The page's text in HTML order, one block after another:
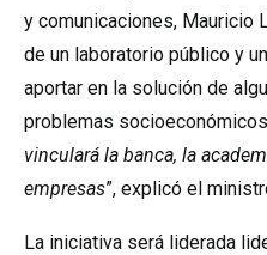
y comunicaciones, Mauricio
de un laboratorio público y
aportar en la solución de
problemas
vinculará la banca, la
empresas”, explicó el
La iniciativa será liderada